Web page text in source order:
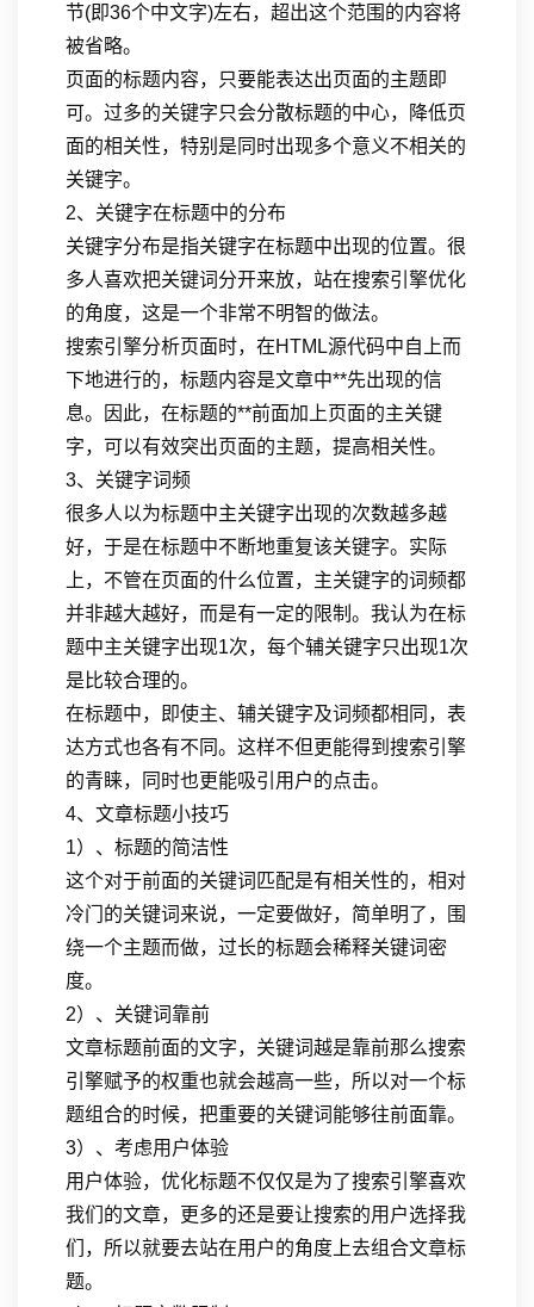
节(即36个中文字)左右，超出这个范围的内容将
被省略。
页面的标题内容，只要能表达出页面的主题即
可。过多的关键字只会分散标题的中心，降低页
面的相关性，特别是同时出现多个意义不相关的
关键字。
2、关键字在标题中的分布
关键字分布是指关键字在标题中出现的位置。很
多人喜欢把关键词分开来放，站在搜索引擎优化
的角度，这是一个非常不明智的做法。
搜索引擎分析页面时，在HTML源代码中自上而
下地进行的，标题内容是文章中**先出现的信
息。因此，在标题的**前面加上页面的主关键
字，可以有效突出页面的主题，提高相关性。
3、关键字词频
很多人以为标题中主关键字出现的次数越多越
好，于是在标题中不断地重复该关键字。实际
上，不管在页面的什么位置，主关键字的词频都
并非越大越好，而是有一定的限制。我认为在标
题中主关键字出现1次，每个辅关键字只出现1次
是比较合理的。
在标题中，即使主、辅关键字及词频都相同，表
达方式也各有不同。这样不但更能得到搜索引擎
的青睐，同时也更能吸引用户的点击。
4、文章标题小技巧
1）、标题的简洁性
这个对于前面的关键词匹配是有相关性的，相对
冷门的关键词来说，一定要做好，简单明了，围
绕一个主题而做，过长的标题会稀释关键词密
度。
2）、关键词靠前
文章标题前面的文字，关键词越是靠前那么搜索
引擎赋予的权重也就会越高一些，所以对一个标
题组合的时候，把重要的关键词能够往前面靠。
3）、考虑用户体验
用户体验，优化标题不仅仅是为了搜索引擎喜欢
我们的文章，更多的还是要让搜索的用户选择我
们，所以就要去站在用户的角度上去组合文章标
题。